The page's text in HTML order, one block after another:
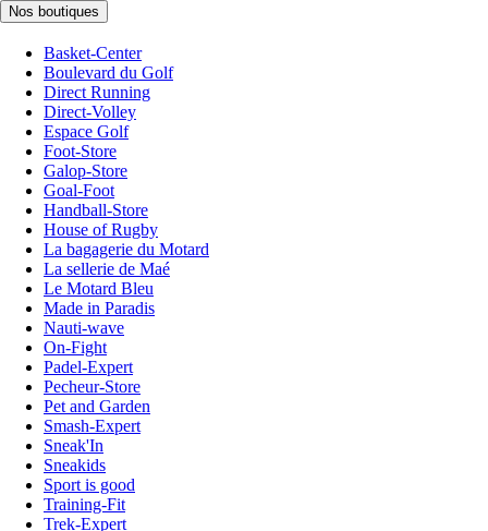
Nos boutiques
Basket-Center
Boulevard du Golf
Direct Running
Direct-Volley
Espace Golf
Foot-Store
Galop-Store
Goal-Foot
Handball-Store
House of Rugby
La bagagerie du Motard
La sellerie de Maé
Le Motard Bleu
Made in Paradis
Nauti-wave
On-Fight
Padel-Expert
Pecheur-Store
Pet and Garden
Smash-Expert
Sneak'In
Sneakids
Sport is good
Training-Fit
Trek-Expert